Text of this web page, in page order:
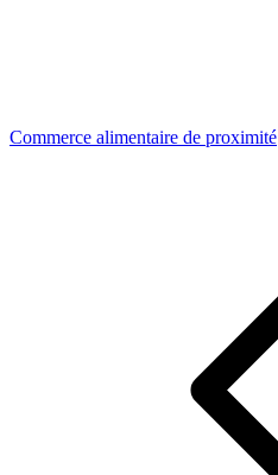
Commerce alimentaire de proximité